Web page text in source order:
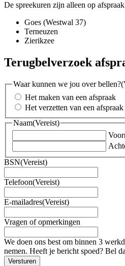
De spreekuren zijn alleen op
Goes (Westwal 37)
Terneuzen
Zierikzee
Terugbelverzoek
Waar kunnen we jou over bellen?
Het maken van een afspraak
Het verzetten van een afspraak
Naam(Vereist)
BSN(Vereist)
Telefoon(Vereist)
E-mailadres(Vereist)
Vragen of opmerkingen
We doen ons best om binnen 3
nemen. Heeft je bericht spoed? Bel
Versturen